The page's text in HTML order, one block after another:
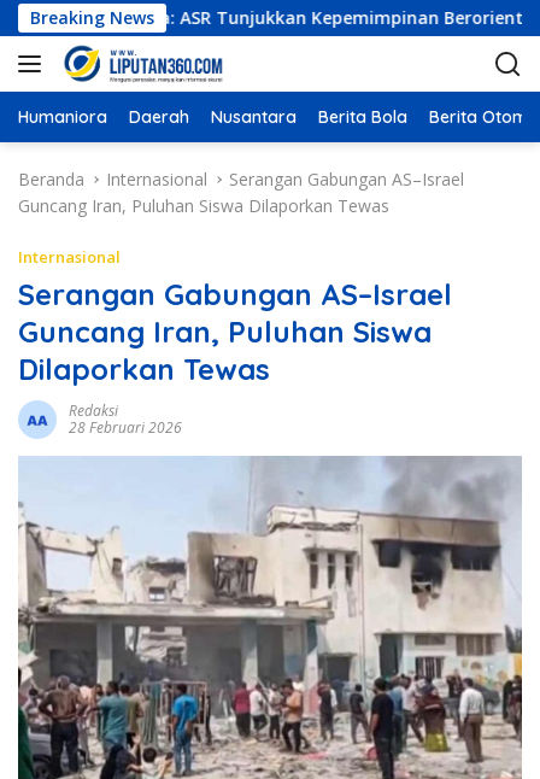
a
g
u
Breaking NewsASR Tunjukkan Kepemimpinan Berorientasi Hasil
Humaniora Daerah Nusantara Berita Bola Berita
Beranda Internasional
Serangan Gabungan AS–Israel
Guncang Iran, Puluhan Siswa Dilaporkan Tewas
Internasional
Serangan Gabungan AS–Israel
Guncang Iran, Puluhan Siswa
Dilaporkan Tewas
Redaksi
28 Februari 2026